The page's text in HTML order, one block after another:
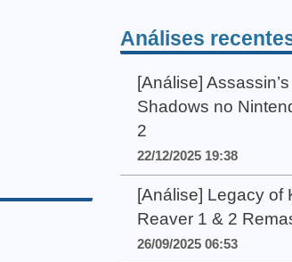
Análises
[Análise]
Shadows no
2
22/12/2025 19:38
[Análise] Legacy of
Reaver 1 & 2
26/09/2025 06:53